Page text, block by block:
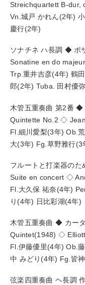
Streichquartett B-
Vn.城戸 かれん(2年)
慶行(2年)
ソナチネ ハ長調 ◆ ボ
Sonatine en do
Trp.重井吉彦(4年) 鶴
郎(2年) Tuba. 田村優
木管五重奏曲 第2番 ◆
Quintette No.2 ◇
Fl.細川愛梨(3年) Ob.
大(3年) Fg.草野雅行(3
フルートと打楽器の
Suite en concert ◇
Fl.大久保 祐奈(4年)
り(4年) 日比彩湖(4年)
木管五重奏曲 ◆ カー
Quintet(1948) ◇
Fl.伊藤優里(4年) Ob.
中 みどり(4年) Fg.皆
弦楽四重奏曲 ヘ長調